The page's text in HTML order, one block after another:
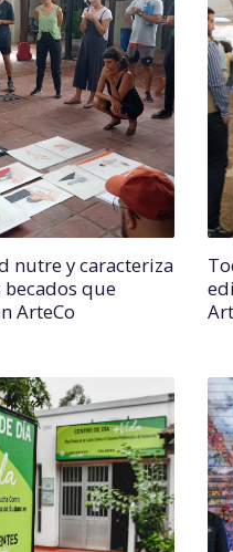
nutre y caracteriza
que
ArteCo